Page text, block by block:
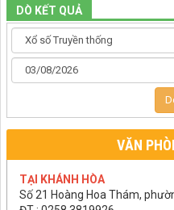
DÒ KẾT QUẢ
VĂN
TẠI KHÁNH HÒA
Số 21 Hoàng Hoa Thám,